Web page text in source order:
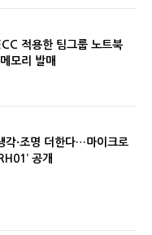
적용한 팀그룹 노트북
모리 발매
각·조명 더한다…마이크로
공개